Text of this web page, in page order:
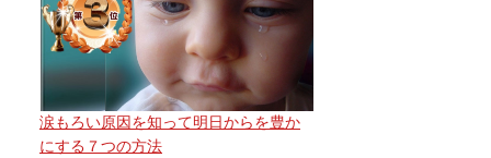
涙もろい原因を知って明日からを豊か
にする７つの方法